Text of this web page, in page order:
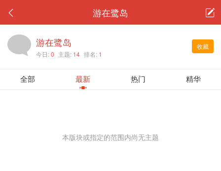
游在鹭岛
收藏
游在鹭岛
今日:0 主题: 14 排名: 1
全部 最新 热门 精华
本版块或指定的范围内尚无主题